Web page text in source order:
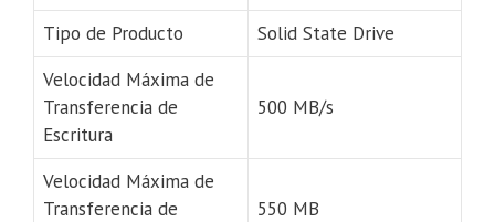
Tipo de Producto
Solid State Drive
Velocidad Máxima de
Transferencia de
Escritura
500 MB/s
Velocidad Máxima de
Transferencia de
550 MB